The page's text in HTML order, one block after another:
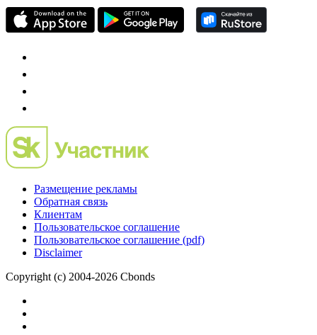
Размещение рекламы
Обратная связь
Клиентам
Пользовательское соглашение
Пользовательское соглашение (pdf)
Disclaimer
Copyright (c) 2004-2026 Cbonds